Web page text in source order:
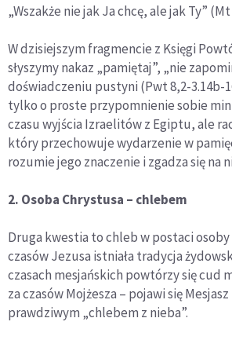
„Wszakże nie jak Ja chcę, ale jak Ty” (Mt
W dzisiejszym fragmencie z Księgi
słyszymy nakaz „pamiętaj”, „nie
doświadczeniu pustyni (Pwt 8,2-3.14b-
tylko o proste przypomnienie sobie
czasu wyjścia Izraelitów z Egiptu, ale
który przechowuje wydarzenie w
rozumie jego znaczenie i zgadza się na
2. Osoba Chrystusa – chlebem
Druga kwestia to chleb w postaci osoby
czasów Jezusa istniała tradycja
czasach mesjańskich powtórzy się cud
za czasów Mojżesza – pojawi się
prawdziwym „chlebem z nieba”.